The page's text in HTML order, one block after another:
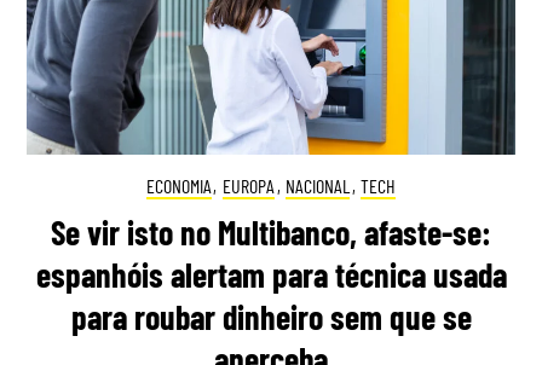
ECONOMIA, EUROPA , NACIONAL , TECH
Se vir isto no Multibanco, afaste-se:
espanhóis alertam para técnica usada
para roubar dinheiro sem que se